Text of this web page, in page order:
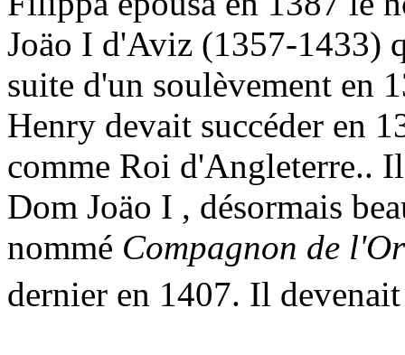
Joäo I d'Aviz (1357-1433)
suite d'un soulèvement en
Henry devait succéder en
comme Roi d'Angleterre..
Dom Joäo I , désormais
nommé Compagnon de
dernier en 1407. Il